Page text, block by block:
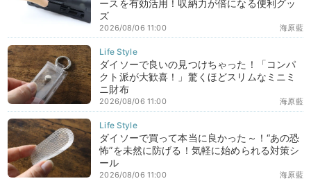
ースを有効活用！収納力が倍になる便利グッ
ズ
海原藍
2026/08/06 11:00
ダイソーで良いの見つけちゃった！「コンパ
クト派が大歓喜！」驚くほどスリムなミニミ
ニ財布
海原藍
2026/08/06 11:00
ダイソーで買って本当に良かった～！“あの恐
怖”を未然に防げる！気軽に始められる対策シ
ール
海原藍
2026/08/06 11:00